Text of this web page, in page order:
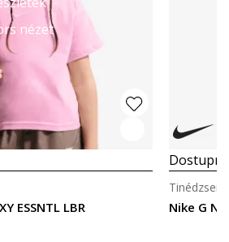
nézet
ESSNTL LBR Nike G
Tinédzser